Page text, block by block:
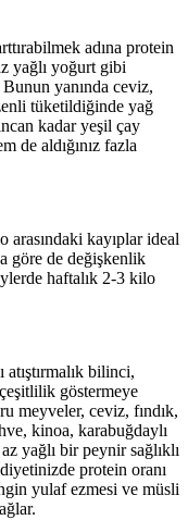
adına protein
yağlı yoğurt gibi
yanında ceviz,
tüketildiğinde yağ
kadar yeşil çay
de aldığınız fazla
arasındaki kayıplar ideal
göre de değişkenlik
haftalık 2-3 kilo
bilinci,
göstermeye
meyveler, ceviz, fındık,
kinoa, karabuğdaylı
yağlı bir peynir sağlıklı
protein oranı
yulaf ezmesi ve müsli